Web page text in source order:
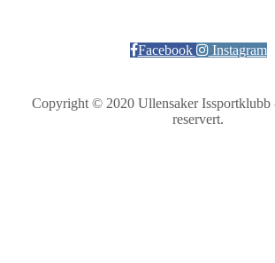
Facebook Instagram
Copyright © 2020 Ullensaker Issportklubb
reservert.